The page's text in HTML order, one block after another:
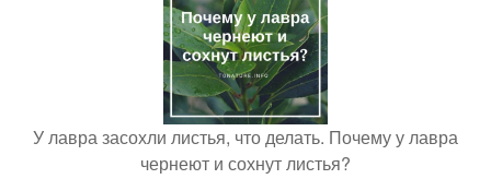
У лавра засохли листья, что делать. Почему у лавра
чернеют и сохнут листья?